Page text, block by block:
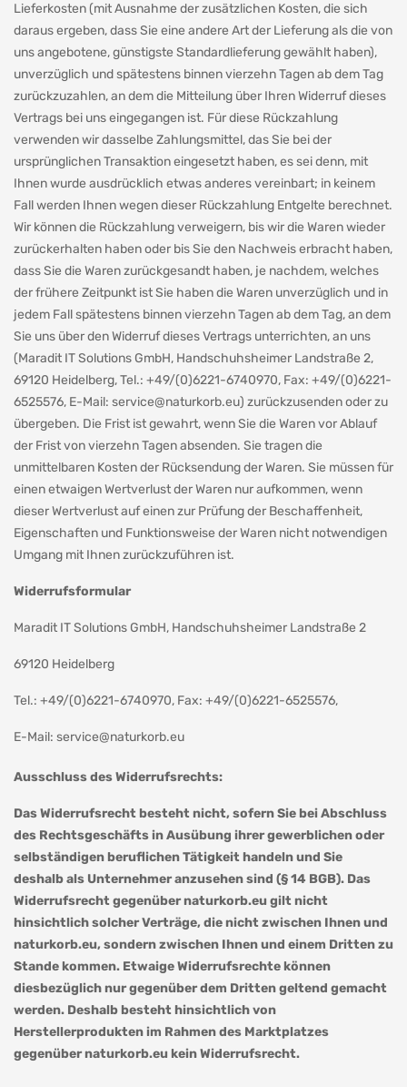
Lieferkosten (mit Ausnahme der zusätzlichen Kosten, die sich
daraus ergeben, dass Sie eine andere Art der Lieferung als die von
uns angebotene, günstigste Standardlieferung gewählt haben),
unverzüglich und spätestens binnen vierzehn Tagen ab dem Tag
zurückzuzahlen, an dem die Mitteilung über Ihren Widerruf dieses
Vertrags bei uns eingegangen ist. Für diese Rückzahlung
verwenden wir dasselbe Zahlungsmittel, das Sie bei der
ursprünglichen Transaktion eingesetzt haben, es sei denn, mit
Ihnen wurde ausdrücklich etwas anderes vereinbart; in keinem
Fall werden Ihnen wegen dieser Rückzahlung Entgelte berechnet.
Wir können die Rückzahlung verweigern, bis wir die Waren wieder
zurückerhalten haben oder bis Sie den Nachweis erbracht haben,
dass Sie die Waren zurückgesandt haben, je nachdem, welches
der frühere Zeitpunkt ist Sie haben die Waren unverzüglich und in
jedem Fall spätestens binnen vierzehn Tagen ab dem Tag, an dem
Sie uns über den Widerruf dieses Vertrags unterrichten, an uns
(Maradit IT Solutions GmbH, Handschuhsheimer Landstraße 2,
69120 Heidelberg, Tel.: +49/(0)6221-6740970, Fax: +49/(0)6221-
6525576, E-Mail: service@naturkorb.eu) zurückzusenden oder zu
übergeben. Die Frist ist gewahrt, wenn Sie die Waren vor Ablauf
der Frist von vierzehn Tagen absenden. Sie tragen die
unmittelbaren Kosten der Rücksendung der Waren. Sie müssen für
einen etwaigen Wertverlust der Waren nur aufkommen, wenn
dieser Wertverlust auf einen zur Prüfung der Beschaffenheit,
Eigenschaften und Funktionsweise der Waren nicht notwendigen
Umgang mit Ihnen zurückzuführen ist.
Widerrufsformular
Maradit IT Solutions GmbH, Handschuhsheimer Landstraße 2
69120 Heidelberg
Tel.: +49/(0)6221-6740970, Fax: +49/(0)6221-6525576,
E-Mail: service@naturkorb.eu
Ausschluss des Widerrufsrechts:
Das Widerrufsrecht besteht nicht, sofern Sie bei Abschluss
des Rechtsgeschäfts in Ausübung ihrer gewerblichen oder
selbständigen beruflichen Tätigkeit handeln und Sie
deshalb als Unternehmer anzusehen sind (§ 14 BGB). Das
Widerrufsrecht gegenüber naturkorb.eu gilt nicht
hinsichtlich solcher Verträge, die nicht zwischen Ihnen und
naturkorb.eu, sondern zwischen Ihnen und einem Dritten zu
Stande kommen. Etwaige Widerrufsrechte können
diesbezüglich nur gegenüber dem Dritten geltend gemacht
werden. Deshalb besteht hinsichtlich von
Herstellerprodukten im Rahmen des Marktplatzes
gegenüber naturkorb.eu kein Widerrufsrecht.